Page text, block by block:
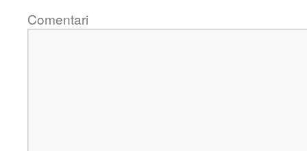
Comentari